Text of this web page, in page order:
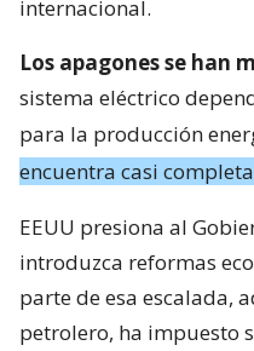
internacional.
Los apagones se han
sistema eléctrico
para la producción
encuentra casi
EEUU presiona al
introduzca reformas
parte de esa escalada,
petrolero, ha impuesto